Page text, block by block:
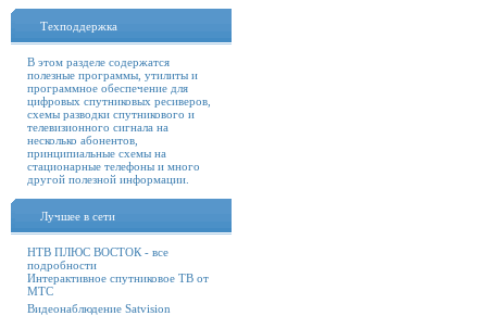
Техподдержка
В этом разделе содержатся
полезные программы, утилиты и
программное обеспечение для
цифровых спутниковых ресиверов,
схемы разводки спутникового и
телевизионного сигнала на
несколько абонентов,
принципиальные схемы на
стационарные телефоны и много
другой полезной информации.
Лучшее в сети
НТВ ПЛЮС ВОСТОК - все
подробности
Интерактивное спутниковое ТВ от
МТС
Видеонаблюдение Satvision